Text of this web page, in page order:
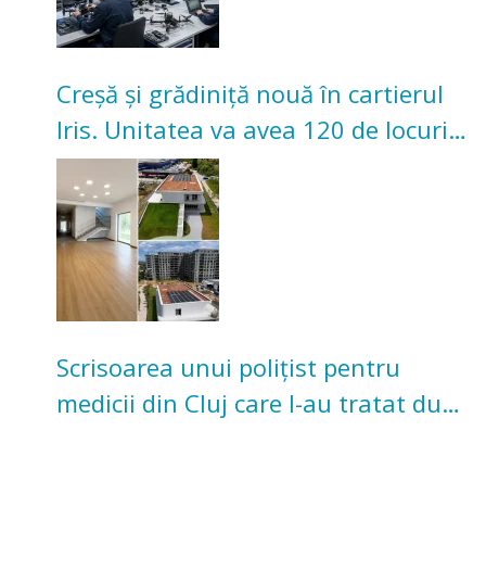
Creșă și grădiniță nouă în cartierul
Iris. Unitatea va avea 120 de locuri
pentru copii
Scrisoarea unui polițist pentru
medicii din Cluj care l-au tratat după